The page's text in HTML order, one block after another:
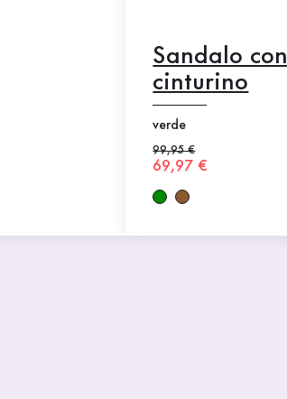
Sandalo con
cinturino
verde
Prezzo precedente
99,95 €
Nuovo prezzo
69,97 €